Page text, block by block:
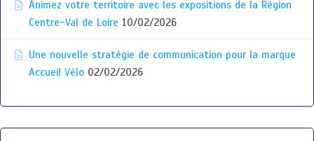
Animez votre territoire avec les expositions de la Région
Centre-Val de Loire 10/02/2026
Une nouvelle stratégie de communication pour la marque
Accueil Vélo 02/02/2026